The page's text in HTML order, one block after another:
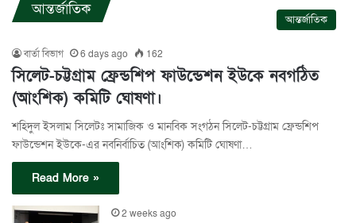
আন্তর্জাতিক
আন্তর্জাতিক
বার্তা বিভাগ 6 days ago 162
সিলেট-চট্টগ্রাম ফ্রেন্ডশিপ ফাউন্ডেশন ইউকে নবগঠিত
(আংশিক) কমিটি ঘোষণা।
শ‌হিদুল ইসলাম সিলেটঃ সামাজিক ও মানবিক সংগঠন সিলেট-চট্টগ্রাম ফ্রেন্ডশিপ
ফাউন্ডেশন ইউকে-এর নবনির্বাচিত (আংশিক) কমিটি ঘোষণা…
Read More »
2 weeks ago